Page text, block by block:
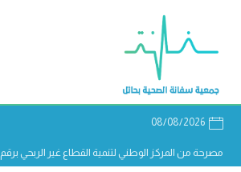
08/08/2026
مصرحة من المركز الوطني لتنمية القطاع غير الربحي برقم 598